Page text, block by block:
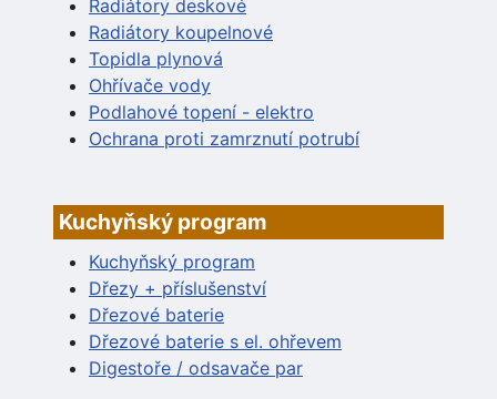
Radiátory deskové
Radiátory koupelnové
Topidla plynová
Ohřívače vody
Podlahové topení - elektro
Ochrana proti zamrznutí potrubí
Kuchyňský program
Kuchyňský program
Dřezy + příslušenství
Dřezové baterie
Dřezové baterie s el. ohřevem
Digestoře / odsavače par